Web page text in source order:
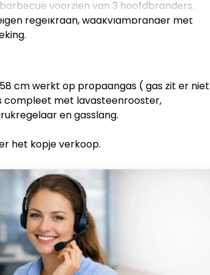
voorzien van 3 hoofdbranders.
regelkraan, waakvlambrander met
cm werkt op propaangas ( gas zit er niet
compleet met lavasteenrooster,
en gasslang.
het kopje verkoop.